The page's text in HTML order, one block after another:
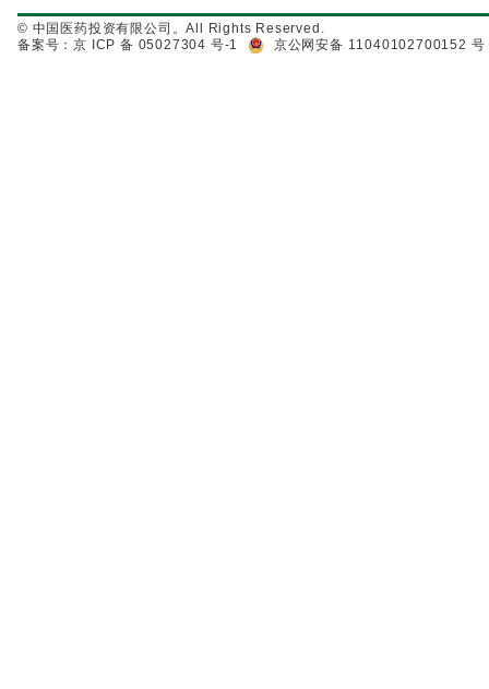
© 中国医药投资有限公司。All Rights Reserved.
备案号：京 ICP 备 05027304 号-1
京公网安备 11040102700152 号